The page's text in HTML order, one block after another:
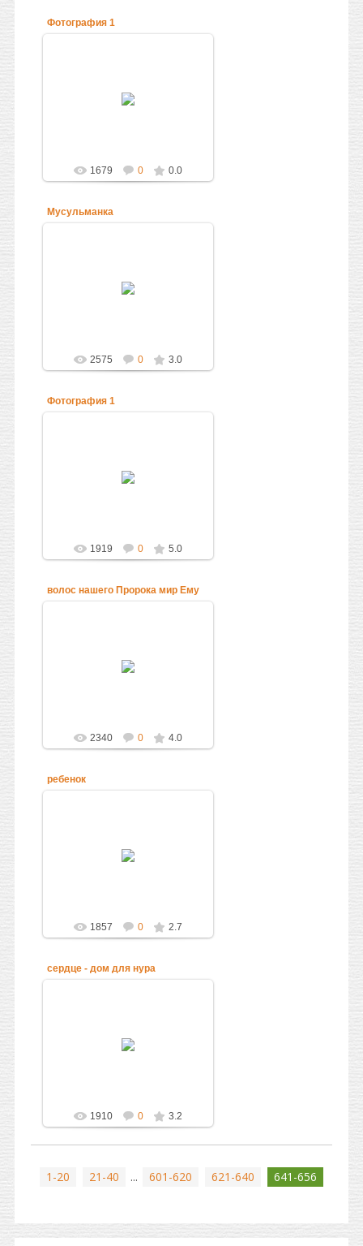
Фотография 1
Мечеть Пророка мир Ему
1679 0 0.0
Мусульманка
2575 0 3.0
Фотография 1
1919 0 5.0
волос нашего Пророка мир Ему
2340 0 4.0
ребенок
1857 0 2.7
сердце - дом для нура
1910 0 3.2
1-20 21-40 ... 601-620 621-640 641-656